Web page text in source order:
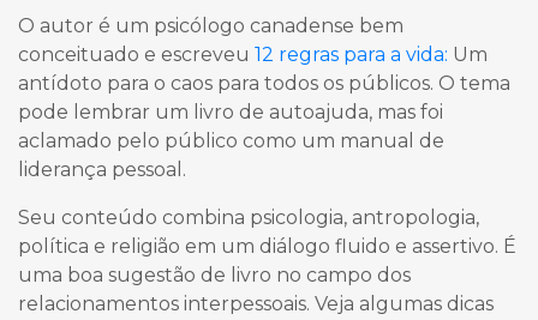
O autor é um psicólogo canadense bem
conceituado e escreveu 12 regras para a vida: Um
antídoto para o caos para todos os públicos. O tema
pode lembrar um livro de autoajuda, mas foi
aclamado pelo público como um manual de
liderança pessoal.
Seu conteúdo combina psicologia, antropologia,
política e religião em um diálogo fluido e assertivo. É
uma boa sugestão de livro no campo dos
relacionamentos interpessoais. Veja algumas dicas